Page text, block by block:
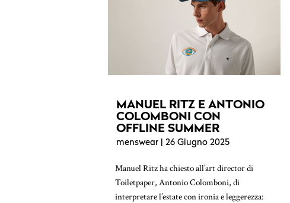
MANUEL RITZ E ANTONIO
COLOMBONI CON
OFFLINE SUMMER
menswear | 26 Giugno 2025
Manuel Ritz ha chiesto all’art director di
Toiletpaper, Antonio Colomboni, di
interpretare l’estate con ironia e leggerezza: